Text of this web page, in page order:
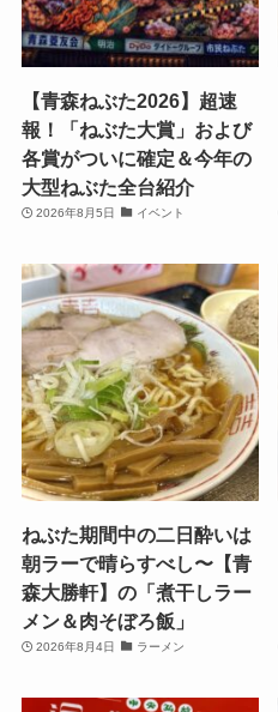
【青森ねぶた2026】超速
報！「ねぶた大賞」および
各賞がついに確定＆今年の
大型ねぶた全台紹介
2026年8月5日 イベント
ねぶた期間中の二日酔いは
朝ラーで晴らすべし〜【青
森大勝軒】の「煮干しラー
メン＆肉そぼろ飯」
2026年8月4日 ラーメン